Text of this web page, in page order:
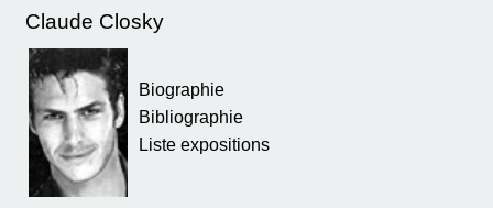
Claude Closky
Biographie
Bibliographie
Liste expositions